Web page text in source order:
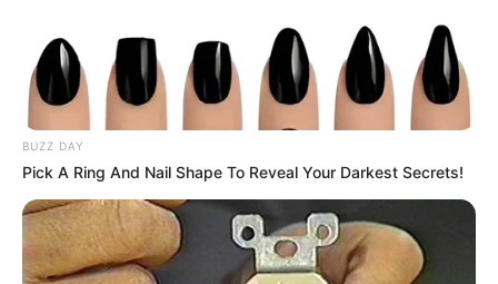
BUZZ DAY
Pick A Ring And Nail Shape To Reveal Your Darkest Secrets!